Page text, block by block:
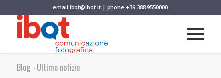
emailibot@ibot.it | phone+39 388 9550000
Blog - Ultime notizie